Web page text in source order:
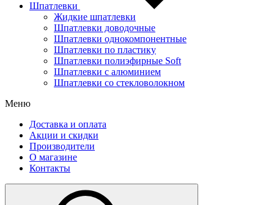
Шпатлевки
Жидкие шпатлевки
Шпатлевки доводочные
Шпатлевки однокомпонентные
Шпатлевки по пластику
Шпатлевки полиэфирные Soft
Шпатлевки с алюминием
Шпатлевки со стекловолокном
Меню
Доставка и оплата
Акции и скидки
Производители
О магазине
Контакты